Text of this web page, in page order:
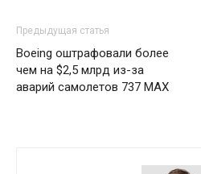
Предыдущая статья
Boeing оштрафовали более
чем на $2,5 млрд из-за
аварий самолетов 737 MАХ